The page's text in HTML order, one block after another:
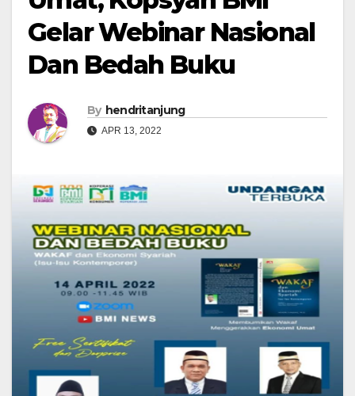
Gelar Webinar Nasional
Dan Bedah Buku
By hendritanjung
APR 13, 2022